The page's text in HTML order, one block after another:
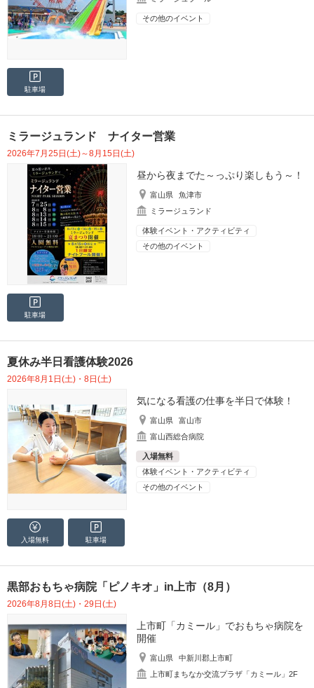
その他のイベント
駐車場
ミラージュランド ナイター営業
2026年7月25日(土)～8月15日(土)
昼から夜までた～っぷり楽しもう～！
富山県
魚津市
ミラージュランド
体験イベント・アクティビティ
その他のイベント
駐車場
夏休み半日看護体験2026
2026年8月1日(土)・8日(土)
気になる看護の仕事を半日で体験！
富山県
富山市
富山西総合病院
入場無料
体験イベント・アクティビティ
その他のイベント
入場無料 駐車場
黒部おもちゃ病院「ピノキオ」in上市（8月）
2026年8月8日(土)・29日(土)
上市町「カミール」でおもちゃ病院を
開催
富山県
中新川郡上市町
上市町まちなか交流プラザ「カミール」2F